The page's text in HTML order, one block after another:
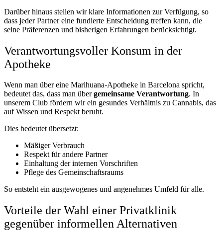
Darüber hinaus stellen wir klare Informationen zur Verfügung, so
dass jeder Partner eine fundierte Entscheidung treffen kann, die
seine Präferenzen und bisherigen Erfahrungen berücksichtigt.
Verantwortungsvoller Konsum in der
Apotheke
Wenn man über eine Marihuana-Apotheke in Barcelona spricht,
bedeutet das, dass man übergemeinsame Verantwortung. In
unserem Club fördern wir ein gesundes Verhältnis zu Cannabis, das
auf Wissen und Respekt beruht.
Dies bedeutet übersetzt:
Mäßiger Verbrauch
Respekt für andere Partner
Einhaltung der internen Vorschriften
Pflege des Gemeinschaftsraums
So entsteht ein ausgewogenes und angenehmes Umfeld für alle.
Vorteile der Wahl einer Privatklinik
gegenüber informellen Alternativen